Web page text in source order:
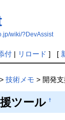
wiki/?DevAssist
付| リロード ] [
技術メモ > 開発
ツール †